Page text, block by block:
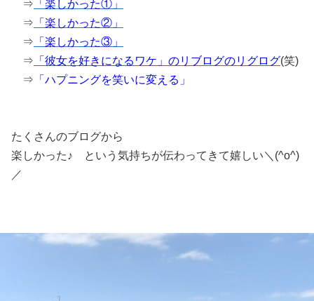
⇒ 「楽しかった①」
⇒ 「楽しかった②」
⇒ 「楽しかった③」
⇒ 「彼女を好きになるワケ」のリブログのリグログ(笑)
⇒ 「ハプニングを笑いに変える」
たくさんのブログから
楽しかった♪ という気持ちが伝わってきて嬉しい＼(^o^)
／